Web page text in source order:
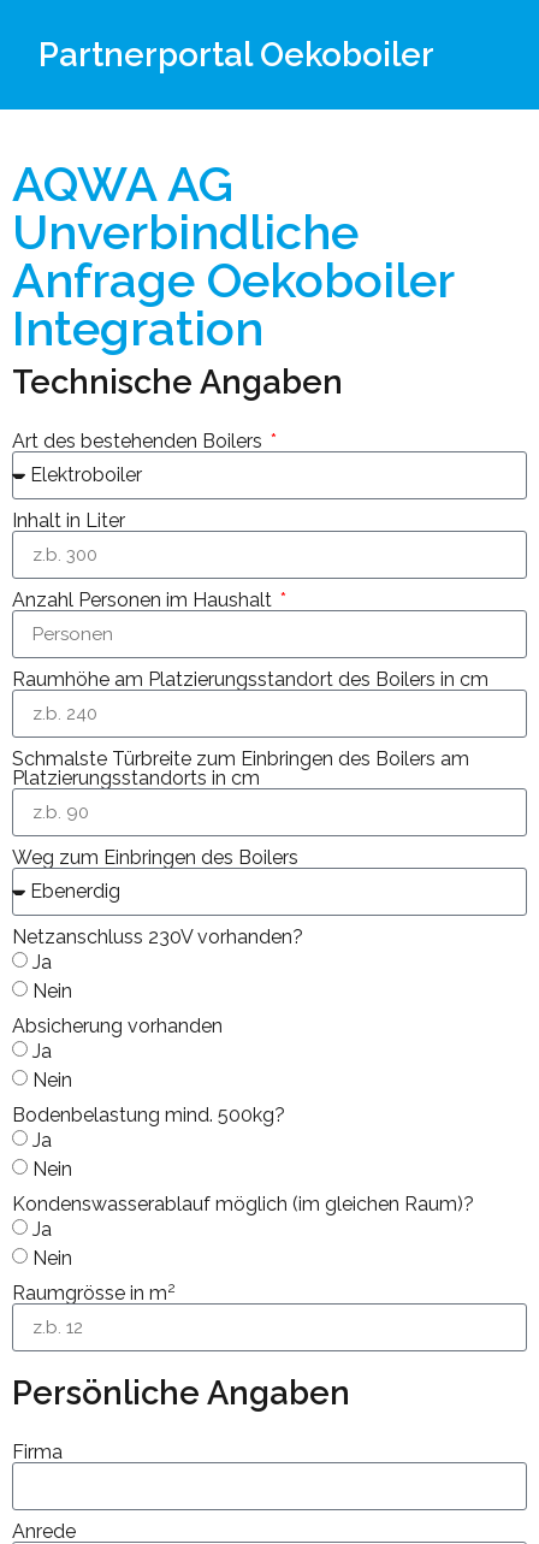
Partnerportal Oekoboiler
AQWA AG
Unverbindliche
Anfrage Oekoboiler
Integration
Technische Angaben
Art des bestehenden Boilers
Inhalt in Liter
Anzahl Personen im Haushalt
Raumhöhe am Platzierungsstandort des Boilers in cm
Schmalste Türbreite zum Einbringen des Boilers am
Platzierungsstandorts in cm
Weg zum Einbringen des Boilers
Netzanschluss 230V vorhanden?
Ja
Nein
Absicherung vorhanden
Ja
Nein
Bodenbelastung mind. 500kg?
Ja
Nein
Kondenswasserablauf möglich (im gleichen Raum)?
Ja
Nein
Raumgrösse in m2
Persönliche Angaben
Firma
Anrede